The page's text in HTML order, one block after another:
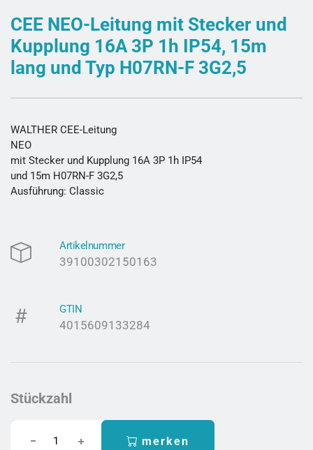
CEE NEO-Leitung mit Stecker und
Kupplung 16A 3P 1h IP54, 15m
lang und Typ H07RN-F 3G2,5
WALTHER CEE-Leitung
NEO
mit Stecker und Kupplung 16A 3P 1h IP54
und 15m H07RN-F 3G2,5
Ausführung: Classic
Artikelnummer
39100302150163
GTIN
4015609133284
Stückzahl
merken